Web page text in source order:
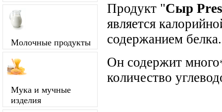
Молочные продукты
Мука и мучные
изделия
Продукт "Сыр
является
содержанием белка.
Он содержит много
количество